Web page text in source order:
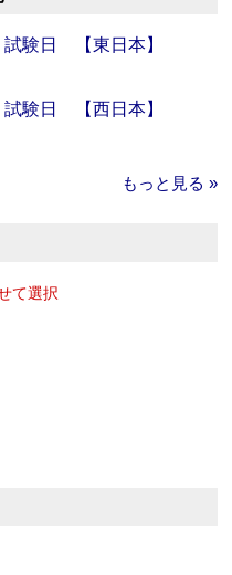
験日 【東日本】
験日 【西日本】
もっと見る »
て選択